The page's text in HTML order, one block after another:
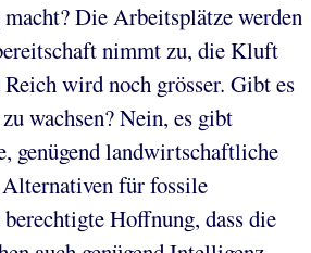
Die Arbeitsplätze werden
nimmt zu, die Kluft
wird noch grösser. Gibt es
wachsen? Nein, es gibt
genügend landwirtschaftliche
Alternativen für fossile
Hoffnung, dass die